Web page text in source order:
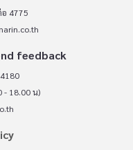
4775
feedback
- 18.00 น)